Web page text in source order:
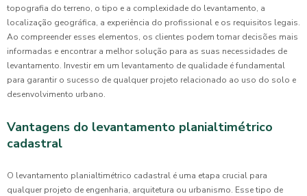
topografia do terreno, o tipo e a complexidade do levantamento, a
localização geográfica, a experiência do profissional e os requisitos legais.
Ao compreender esses elementos, os clientes podem tomar decisões mais
informadas e encontrar a melhor solução para as suas necessidades de
levantamento. Investir em um levantamento de qualidade é fundamental
para garantir o sucesso de qualquer projeto relacionado ao uso do solo e
desenvolvimento urbano.
Vantagens do levantamento planialtimétrico
cadastral
O levantamento planialtimétrico cadastral é uma etapa crucial para
qualquer projeto de engenharia, arquitetura ou urbanismo. Esse tipo de